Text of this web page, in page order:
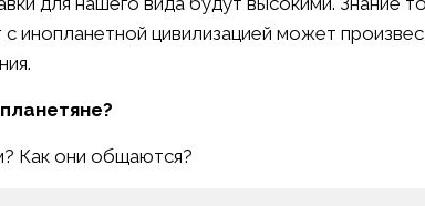
инопланетной цивилизацией может
Как они общаются?